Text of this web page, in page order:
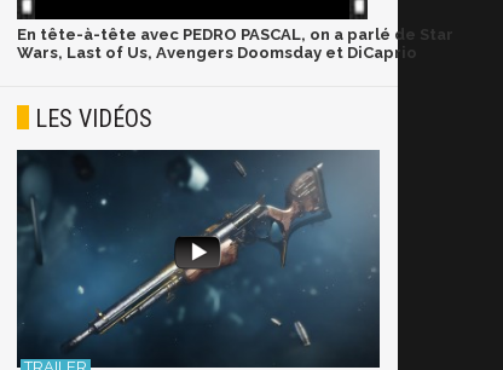
En tête-à-tête avec PEDRO PASCAL, on a parlé de Star
Wars, Last of Us, Avengers Doomsday et DiCaprio
LES VIDÉOS